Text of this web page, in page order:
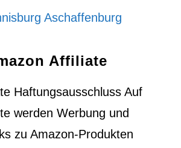
Aschaffenburg
Affiliate
Haftungsausschluss Auf
werden Werbung und
zu Amazon-Produkten